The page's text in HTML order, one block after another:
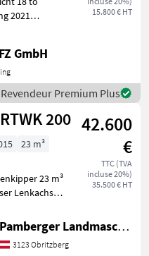
15.800 € HT
2021
GmbH
Revendeur Premium Plus
200 42.600
€
TTC (TVA
incluse 20%)
35.500 € HT
23 m³
23 m³
Lenkachse
hydr.
(nombre):
Benne par
Pamberger Landmaschinentechnik GmbH
3123 Obritzberg